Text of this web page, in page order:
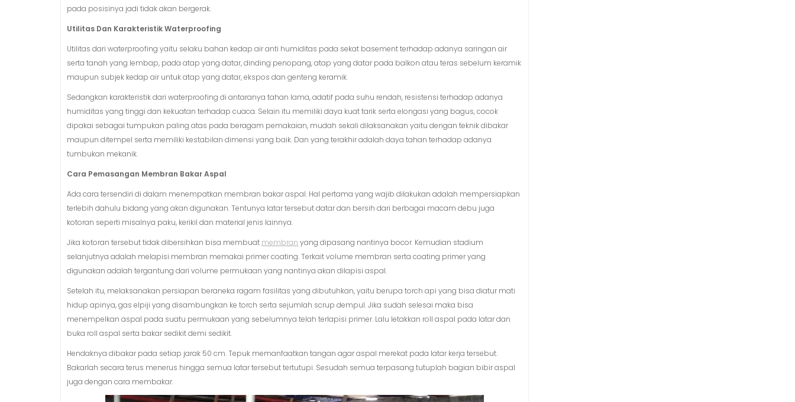
pada posisinya jadi tidak akan bergerak.
Utilitas Dan Karakteristik Waterproofing
Utilitas dari waterproofing yaitu selaku bahan kedap air anti humiditas pada sekat basement terhadap adanya saringan air
serta tanah yang lembap, pada atap yang datar, dinding penopang, atap yang datar pada balkon atau teras sebelum keramik
maupun subjek kedap air untuk atap yang datar, ekspos dan genteng keramik.
Sedangkan karakteristik dari waterproofing di antaranya tahan lama, adatif pada suhu rendah, resistensi terhadap adanya
humiditas yang tinggi dan kekuatan terhadap cuaca. Selain itu memiliki daya kuat tarik serta elongasi yang bagus, cocok
dipakai sebagai tumpukan paling atas pada beragam pemakaian, mudah sekali dilaksanakan yaitu dengan teknik dibakar
maupun ditempel serta memiliki kestabilan dimensi yang baik. Dan yang terakhir adalah daya tahan terhadap adanya
tumbukan mekanik.
Cara Pemasangan Membran Bakar Aspal
Ada cara tersendiri di dalam menempatkan membran bakar aspal. Hal pertama yang wajib dilakukan adalah mempersiapkan
terlebih dahulu bidang yang akan digunakan. Tentunya latar tersebut datar dan bersih dari berbagai macam debu juga
kotoran seperti misalnya paku, kerikil dan material jenis lainnya.
Jika kotoran tersebut tidak dibersihkan bisa membuat membran yang dipasang nantinya bocor. Kemudian stadium
selanjutnya adalah melapisi membran memakai primer coating. Terkait volume membran serta coating primer yang
digunakan adalah tergantung dari volume permukaan yang nantinya akan dilapisi aspal.
Setelah itu, melaksanakan persiapan beraneka ragam fasilitas yang dibutuhkan, yaitu berupa torch api yang bisa diatur mati
hidup apinya, gas elpiji yang disambungkan ke torch serta sejumlah scrup dempul. Jika sudah selesai maka bisa
menempelkan aspal pada suatu permukaan yang sebelumnya telah terlapisi primer. Lalu letakkan roll aspal pada latar dan
buka roll aspal serta bakar sedikit demi sedikit.
Hendaknya dibakar pada setiap jarak 50 cm. Tepuk memanfaatkan tangan agar aspal merekat pada latar kerja tersebut.
Bakarlah secara terus menerus hingga semua latar tersebut tertutupi. Sesudah semua terpasang tutuplah bagian bibir aspal
juga dengan cara membakar.